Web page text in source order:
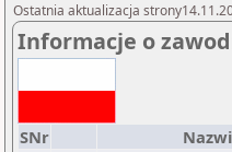
Ostatnia aktualizacja
Informacje o
SNr